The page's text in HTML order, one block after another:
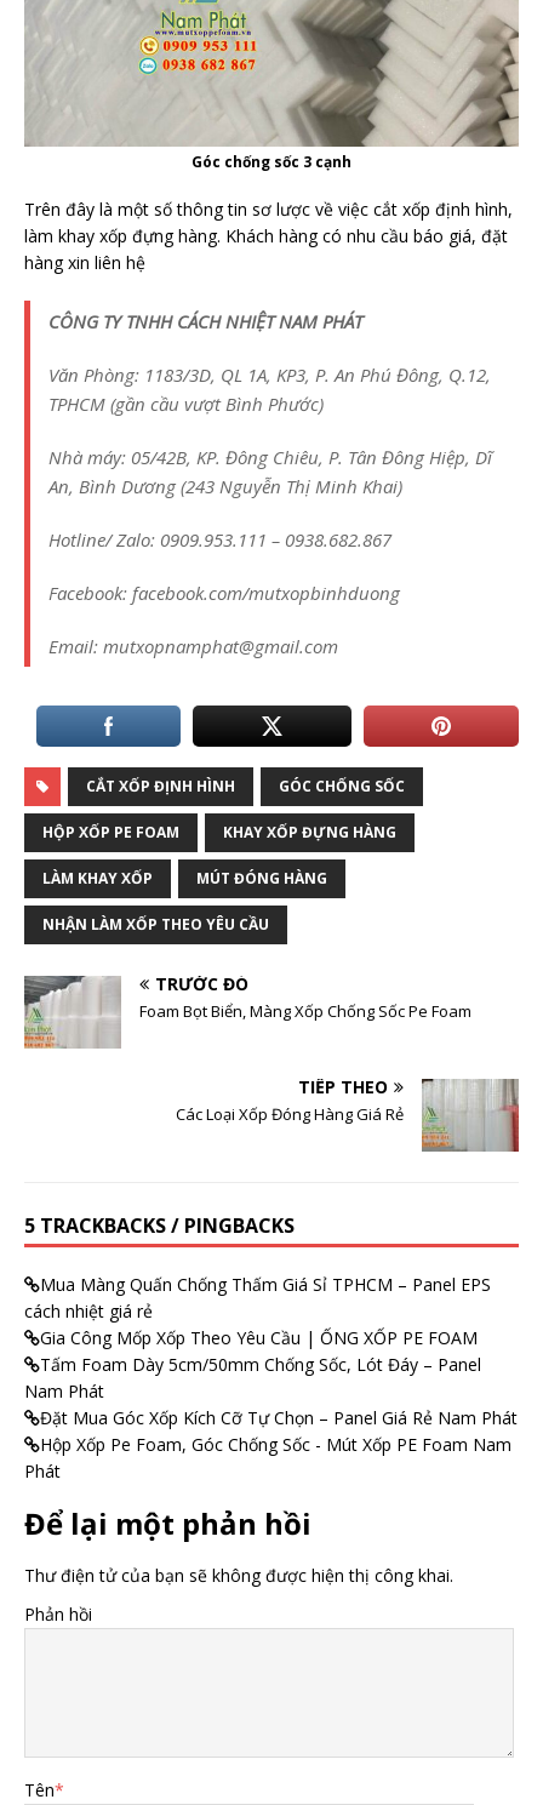
Góc chống sốc 3 cạnh
Trên đây là một số thông tin sơ lược về việc cắt xốp định hình,
làm khay xốp đựng hàng. Khách hàng có nhu cầu báo giá, đặt
hàng xin liên hệ
CÔNG TY TNHH CÁCH NHIỆT NAM PHÁT
Văn Phòng: 1183/3D, QL 1A, KP3, P. An Phú Đông, Q.12,
TPHCM (gần cầu vượt Bình Phước)
Nhà máy: 05/42B, KP. Đông Chiêu, P. Tân Đông Hiệp, Dĩ
An, Bình Dương (243 Nguyễn Thị Minh Khai)
Hotline/ Zalo: 0909.953.111 – 0938.682.867
Facebook: facebook.com/mutxopbinhduong
Email: mutxopnamphat@gmail.com
CẮT XỐP ĐỊNH HÌNH GÓC CHỐNG SỐC
HỘP XỐP PE FOAM KHAY XỐP ĐỰNG HÀNG
LÀM KHAY XỐP MÚT ĐÓNG HÀNG
NHẬN LÀM XỐP THEO YÊU CẦU
TRƯỚC ĐÓ
Foam Bọt Biển, Màng Xốp Chống Sốc Pe Foam
TIẾP THEO
Các Loại Xốp Đóng Hàng Giá Rẻ
5 TRACKBACKS / PINGBACKS
Mua Màng Quấn Chống Thấm Giá Sỉ TPHCM – Panel EPS
cách nhiệt giá rẻ
Gia Công Mốp Xốp Theo Yêu Cầu | ỐNG XỐP PE FOAM
Tấm Foam Dày 5cm/50mm Chống Sốc, Lót Đáy – Panel
Nam Phát
Đặt Mua Góc Xốp Kích Cỡ Tự Chọn – Panel Giá Rẻ Nam Phát
Hộp Xốp Pe Foam, Góc Chống Sốc - Mút Xốp PE Foam Nam
Phát
Để lại một phản hồi
Thư điện tử của bạn sẽ không được hiện thị công khai.
Phản hồi
Tên*